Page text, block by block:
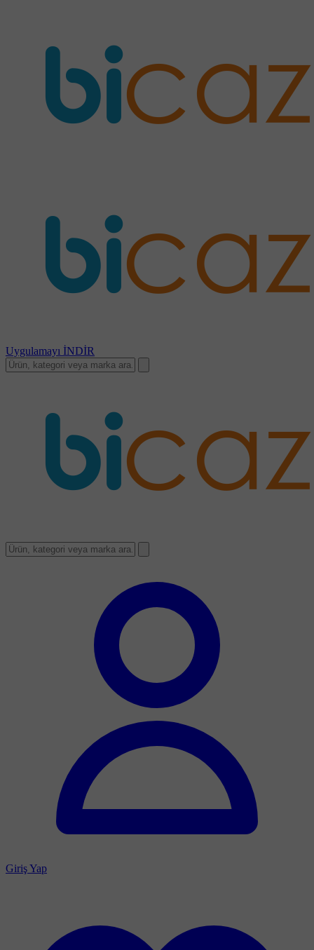
Uygulamayı İNDİR
Giriş Yap